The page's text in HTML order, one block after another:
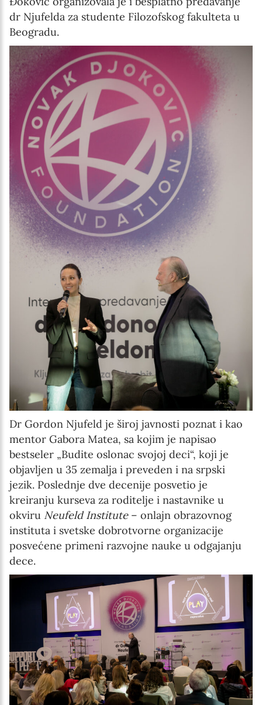
dr Njufelda za studente Filozofskog fakulteta u
Beogradu.
Dr Gordon Njufeld je široj javnosti poznat i kao
mentor Gabora Matea, sa kojim je napisao
bestseler „Budite oslonac svojoj deci“, koji je
objavljen u 35 zemalja i preveden i na srpski
jezik. Poslednje dve decenije posvetio je
kreiranju kurseva za roditelje i nastavnike u
okviru Neufeld Institute– onlajn obrazovnog
instituta i svetske dobrotvorne organizacije
posvećene primeni razvojne nauke u odgajanju
dece.